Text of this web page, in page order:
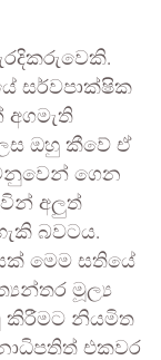
සර්වපාක්ෂික
ඔහු කීවේ ඒ
ගෙන
අලුත්
බවටය.
මෙම සතියේ
මූල්‍ය
කිරීමට නියමිත
එකවර